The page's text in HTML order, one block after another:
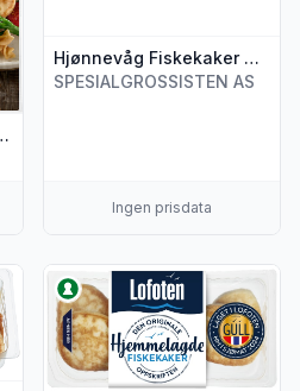
Fiskemannen
Hjønnevåg Fiskekaker 400g
SPESIALGROSSISTEN AS
Ingen prisdata
"Fiskekaker 65% 500g
Vis flere detaljer for